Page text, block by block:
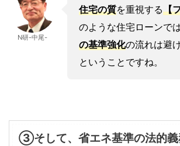
N研-中尾-
住宅の質を重視する【
のような住宅ローンでは
の基準強化の流れは避
ということですね。
③そして、 省エネ基準の法的